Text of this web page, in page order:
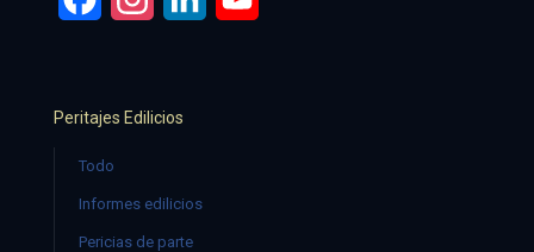
Peritajes Edilicios
Todo
Informes edilicios
Pericias de parte